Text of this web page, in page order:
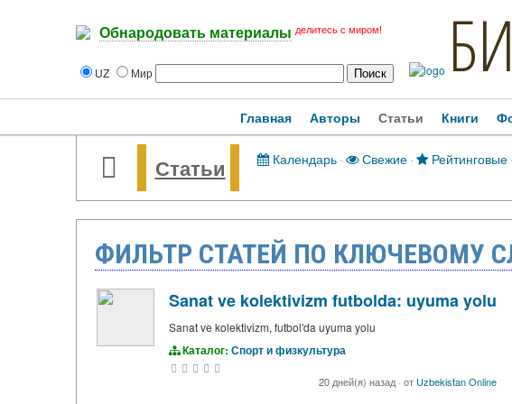
Обнародовать материалы делитесь с миром!
UZ Мир
Главная Авторы Статьи Книги
Статьи Календарь · Свежие · Рейтинговые ·
ФИЛЬТР СТАТЕЙ ПО КЛЮЧЕВОМУ
Sanat ve kolektivizm futbolda: uyuma yolu
Sanat ve kolektivizm, futbol'da uyuma yolu
Каталог: Спорт и физкультура
20 дней(я) назад · от Uzbekistan Online